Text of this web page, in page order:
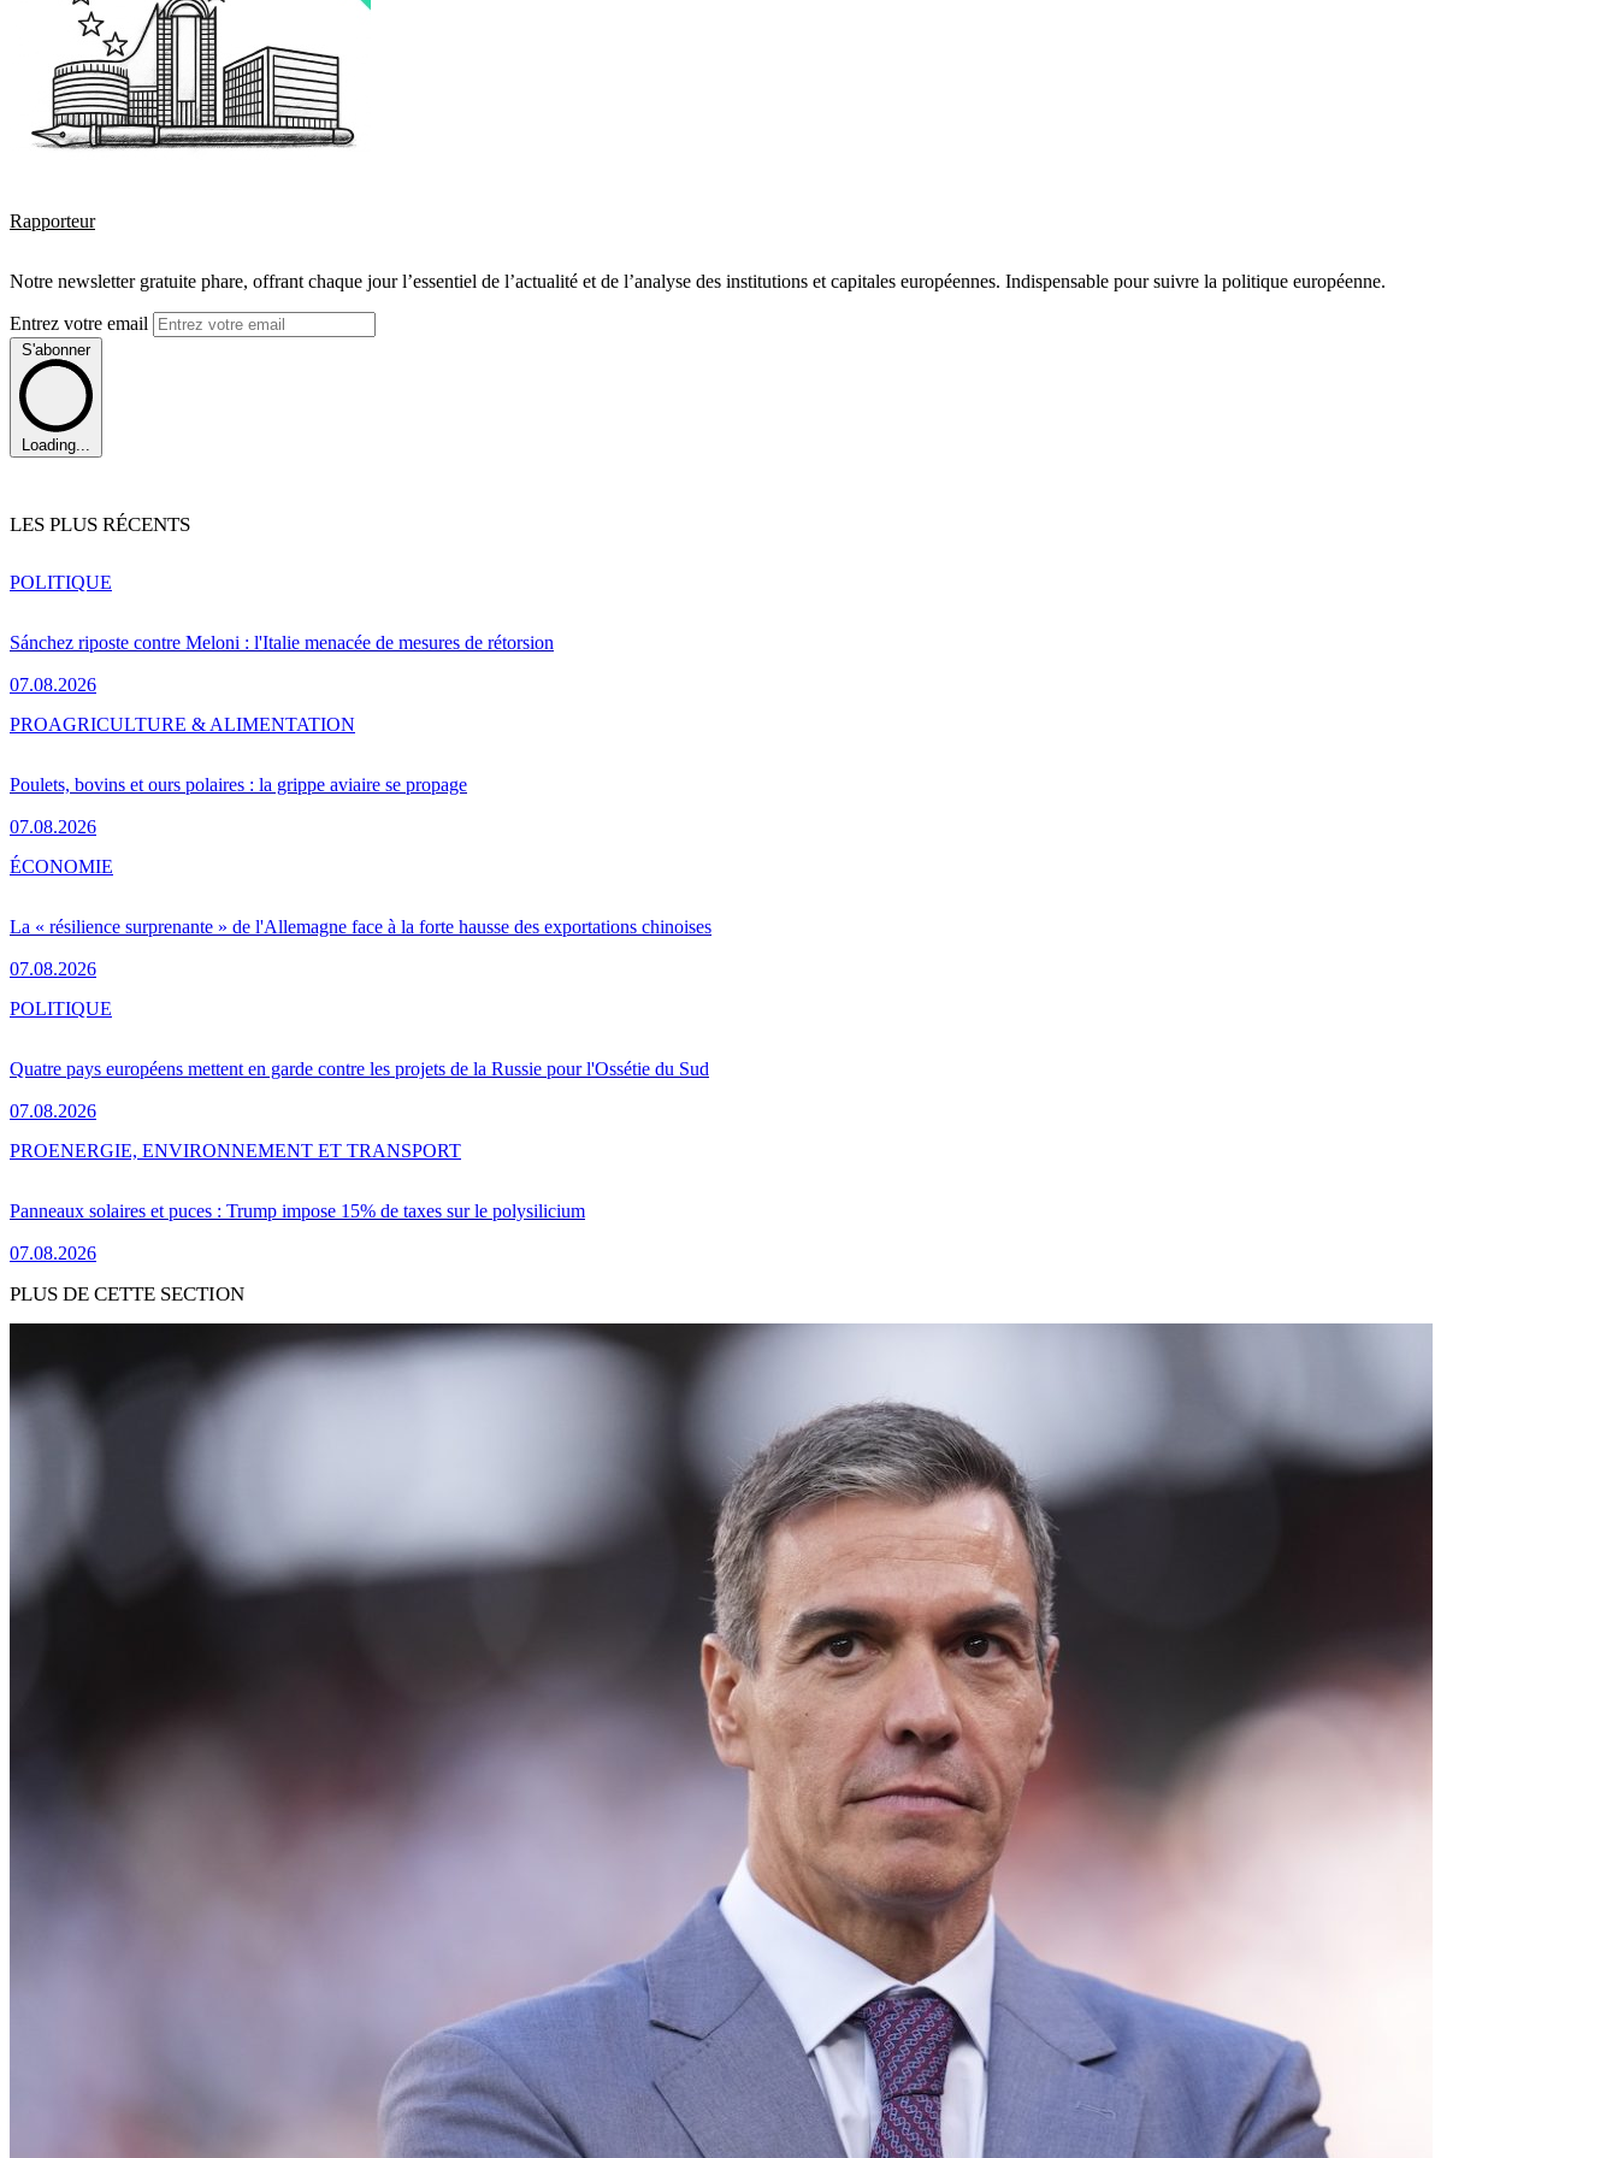
Rapporteur
Notre newsletter gratuite phare, offrant chaque jour l’essentiel de l’actualité et de l’analyse des institutions et capitales européennes. Indispensable pour suivre la politique européenne.
Entrez votre email
S'abonner
Loading...
LES PLUS RÉCENTS
Sánchez riposte contre Meloni : l'Italie menacée de mesures de rétorsion
07.08.2026
POLITIQUE
Poulets, bovins et ours polaires : la grippe aviaire se propage
07.08.2026
PROAGRICULTURE & ALIMENTATION
La « résilience surprenante » de l'Allemagne face à la forte hausse des exportations chinoises
07.08.2026
ÉCONOMIE
Quatre pays européens mettent en garde contre les projets de la Russie pour l'Ossétie du Sud
07.08.2026
POLITIQUE
Panneaux solaires et puces : Trump impose 15% de taxes sur le polysilicium
07.08.2026
PROENERGIE, ENVIRONNEMENT ET TRANSPORT
PLUS DE CETTE SECTION